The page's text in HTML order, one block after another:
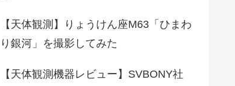
【天体観測】りょうけん座M63「ひまわ
り銀河」を撮影してみた
【天体観測機器レビュー】SVBONY社